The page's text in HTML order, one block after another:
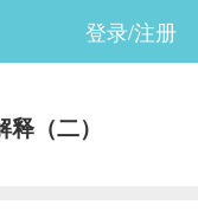
登录/注册
（二）